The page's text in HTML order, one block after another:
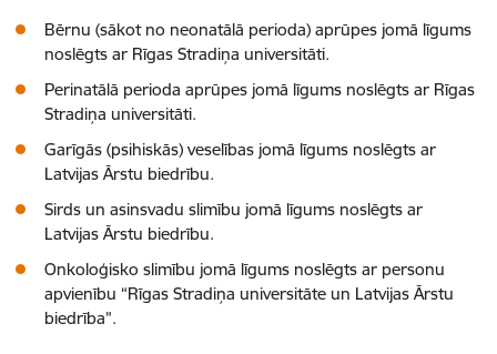
Bērnu (sākot no neonatālā perioda) aprūpes jomā līgums
noslēgts ar Rīgas Stradiņa universitāti.
Perinatālā perioda aprūpes jomā līgums noslēgts ar Rīgas
Stradiņa universitāti.
Garīgās (psihiskās) veselības jomā līgums noslēgts ar
Latvijas Ārstu biedrību.
Sirds un asinsvadu slimību jomā līgums noslēgts ar
Latvijas Ārstu biedrību.
Onkoloģisko slimību jomā līgums noslēgts ar personu
apvienību “Rīgas Stradiņa universitāte un Latvijas Ārstu
biedrība”.